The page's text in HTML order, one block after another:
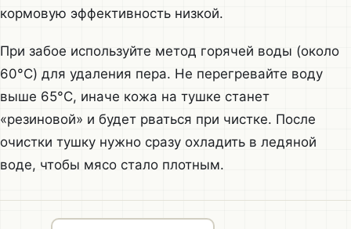
кормовую эффективность низкой.
При забое используйте метод горячей воды (около
60°C) для удаления пера. Не перегревайте воду
выше 65°C, иначе кожа на тушке станет
«резиновой» и будет рваться при чистке. После
очистки тушку нужно сразу охладить в ледяной
воде, чтобы мясо стало плотным.